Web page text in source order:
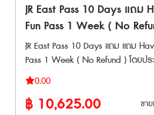
Express, Fujisan View Express และ
Tozan Densha ต้องเสียค่าใช้จ่ายเพิ่
GALA Yuzawa Station ใช้ได้เฉพาะช่ว
GALA Yuzawa Snow Resort เปิดให้
* ไม่สามารถใช้พาสกับรถบัส JR ได้ 💺
การจองที่นั่ง * หากใช้ที่นั่งสำรองบน
จองที่นั่งแยกต่างหาก * บางขบวนมีเฉพาะที่
JR East Pass 10 Days แถม
Fun Pass 1 Week ( No
JR East Pass 10 Days แถม แถม
Pass 1 Week ( No Refund ) โดยประกอบ
ด้วยบัตรโดยสาร 2 แบบ ได้แก่ • JR East
Pass 10 Days เป็นบัตรโดยสารรถไฟ
คุณเดินทางได้อย่างอิสระในพื้นที่ในภู
0.00
฿ 10,625.00 ขา